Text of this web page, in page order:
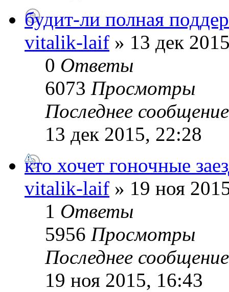
будит-ли полная
vitalik-laif » 13 дек
0 Ответы
6073 Просмотры
Последнее
13 дек 2015, 22:28
кто хочет гоночные
vitalik-laif » 19 ноя
1 Ответы
5956 Просмотры
Последнее
19 ноя 2015, 16:43